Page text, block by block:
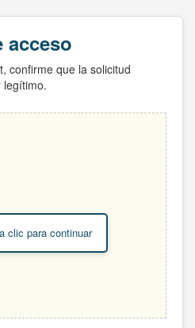
acceso
confirme que la solicitud
legítimo.
clic para continuar